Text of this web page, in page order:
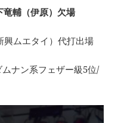
輔（伊原）欠場
興ムエタイ）代打出場
ナン系フェザー級5位/